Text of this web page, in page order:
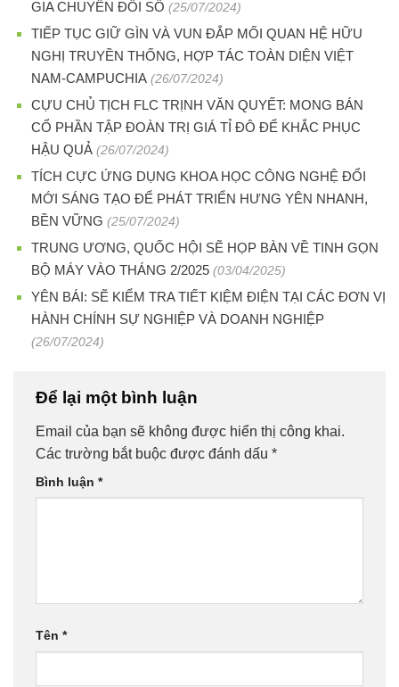
GIA CHUYỂN ĐỔI SỐ (25/07/2024)
TIẾP TỤC GIỮ GÌN VÀ VUN ĐẮP MỐI QUAN HỆ HỮU
NGHỊ TRUYỀN THỐNG, HỢP TÁC TOÀN DIỆN VIỆT
NAM-CAMPUCHIA (26/07/2024)
CỰU CHỦ TỊCH FLC TRỊNH VĂN QUYẾT: MONG BÁN
CỔ PHẦN TẬP ĐOÀN TRỊ GIÁ TỈ ĐÔ ĐỂ KHẮC PHỤC
HẬU QUẢ (26/07/2024)
TÍCH CỰC ỨNG DỤNG KHOA HỌC CÔNG NGHỆ ĐỔI
MỚI SÁNG TẠO ĐỂ PHÁT TRIỂN HƯNG YÊN NHANH,
BỀN VỮNG (25/07/2024)
TRUNG ƯƠNG, QUỐC HỘI SẼ HỌP BÀN VỀ TINH GỌN
BỘ MÁY VÀO THÁNG 2/2025 (03/04/2025)
YÊN BÁI: SẼ KIỂM TRA TIẾT KIỆM ĐIỆN TẠI CÁC ĐƠN VỊ
HÀNH CHÍNH SỰ NGHIỆP VÀ DOANH NGHIỆP
(26/07/2024)
Để lại một bình luận
Email của bạn sẽ không được hiển thị công khai.
Các trường bắt buộc được đánh dấu *
Bình luận *
Tên *